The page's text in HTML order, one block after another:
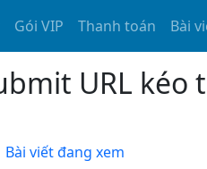
Gói VIP Thanh toán Bài
URL
Bài viết đang xem